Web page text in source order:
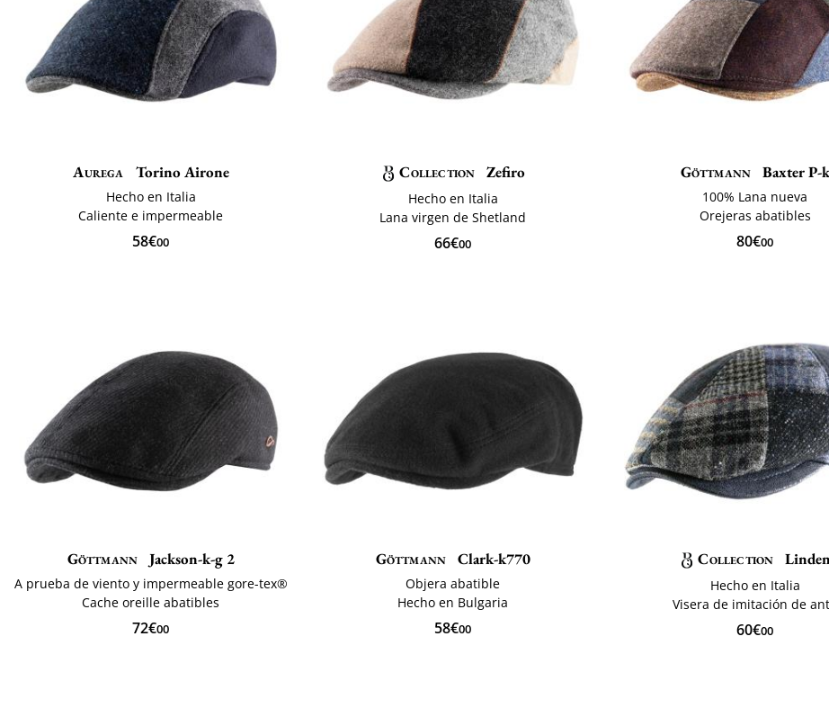
Aurega Torino Airone
Hecho en Italia
Caliente e impermeable
58€00
Collection Zefiro
Hecho en Italia
Lana virgen de Shetland
66€00
Göttmann Baxter P-
100% Lana nueva
Orejeras abatibles
80€00
Göttmann Jackson-k-g 2
A prueba de viento y impermeable gore-tex®
Cache oreille abatibles
72€00
Göttmann Clark-k770
Objera abatible
Hecho en Bulgaria
58€00
Collection
Hecho en Italia
Visera de imitación de
60€00